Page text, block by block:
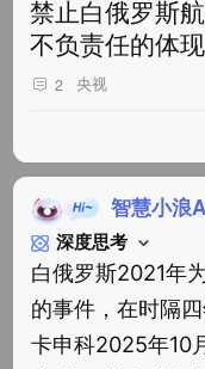
禁止白俄罗斯
不负责任的体现
2 央视
智慧小浪
深度思考
白俄罗斯2021年
的事件，在时隔
卡申科2025年10